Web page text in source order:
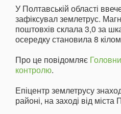
У Полтавській області
зафіксувал землетрус.
поштовхів склала 3,0 за
осередку становила 8
Про це повідомляє
контролю.
Епіцентр землетрусу
районі, на заході від